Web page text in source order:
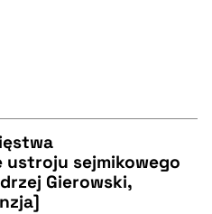
ustroju sejmikowego
Gierowski,